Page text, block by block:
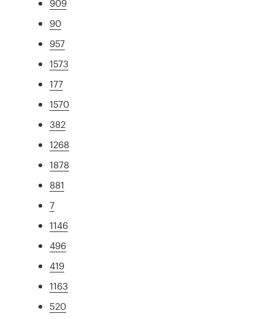
909
90
957
1573
177
1570
382
1268
1878
881
7
1146
496
419
1163
520